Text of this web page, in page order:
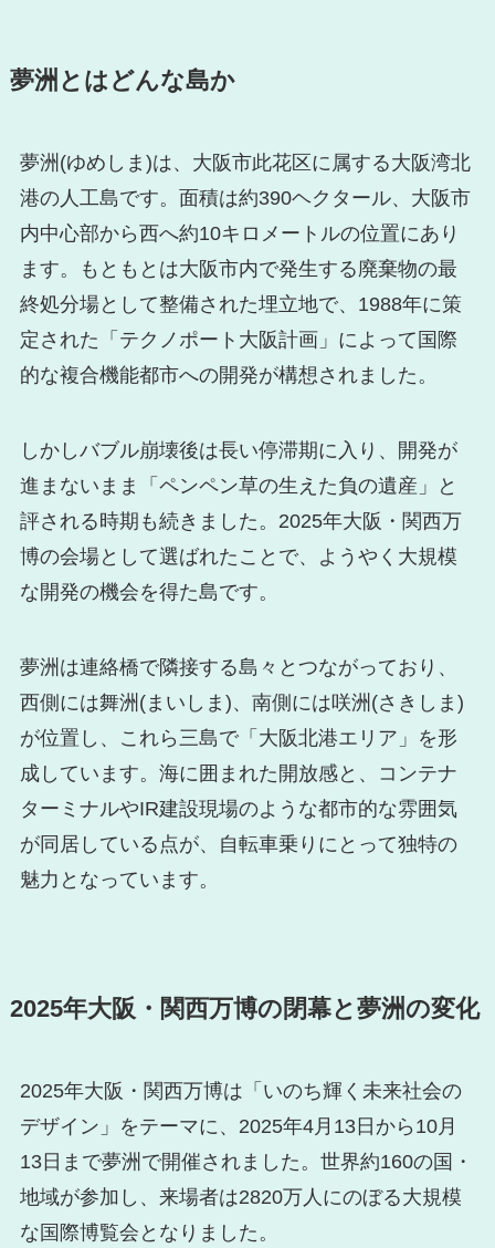
夢洲とはどんな島か
夢洲(ゆめしま)は、大阪市此花区に属する大阪湾北
港の人工島です。面積は約390ヘクタール、大阪市
内中心部から西へ約10キロメートルの位置にあり
ます。もともとは大阪市内で発生する廃棄物の最
終処分場として整備された埋立地で、1988年に策
定された「テクノポート大阪計画」によって国際
的な複合機能都市への開発が構想されました。
しかしバブル崩壊後は長い停滞期に入り、開発が
進まないまま「ペンペン草の生えた負の遺産」と
評される時期も続きました。2025年大阪・関西万
博の会場として選ばれたことで、ようやく大規模
な開発の機会を得た島です。
夢洲は連絡橋で隣接する島々とつながっており、
西側には舞洲(まいしま)、南側には咲洲(さきしま)
が位置し、これら三島で「大阪北港エリア」を形
成しています。海に囲まれた開放感と、コンテナ
ターミナルやIR建設現場のような都市的な雰囲気
が同居している点が、自転車乗りにとって独特の
魅力となっています。
2025年大阪・関西万博の閉幕と夢洲の変化
2025年大阪・関西万博は「いのち輝く未来社会の
デザイン」をテーマに、2025年4月13日から10月
13日まで夢洲で開催されました。世界約160の国・
地域が参加し、来場者は2820万人にのぼる大規模
な国際博覧会となりました。